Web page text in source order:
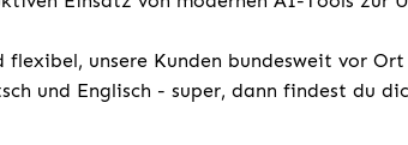
flexibel, unsere Kunden bundesweit vor
und Englisch - super, dann findest du